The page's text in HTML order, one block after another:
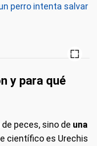
perro intenta salvar
y para qué
peces, sino de una
científico es Urechis